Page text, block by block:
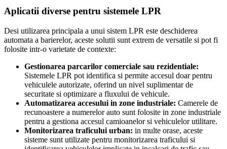
Aplicatii diverse pentru sistemele LPR
Desi utilizarea principala a unui sistem LPR este deschiderea
automata a barierelor, aceste solutii sunt extrem de versatile si pot fi
folosite intr-o varietate de contexte:
Gestionarea parcarilor comerciale sau rezidentiale:
Sistemele LPR pot identifica si permite accesul doar pentru
vehiculele autorizate, oferind un nivel suplimentar de
securitate si optimizare a fluxului de vehicule.
Automatizarea accesului in zone industriale: Camerele de
recunoastere a numerelor auto sunt folosite in zone industriale
pentru a gestiona accesul camioanelor si vehiculelor utilitare.
Monitorizarea traficului urban: in multe orase, aceste
sisteme sunt utilizate pentru monitorizarea traficului si